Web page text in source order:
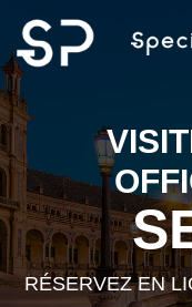
RÉSERVEZ EN